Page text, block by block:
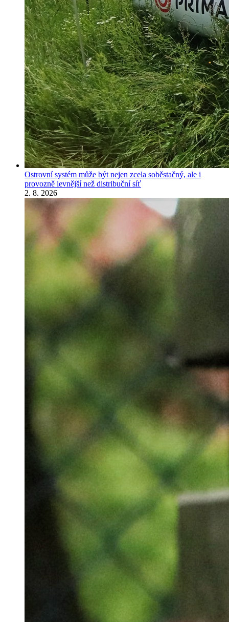
Ostrovní systém může být nejen zcela soběstačný, ale i
provozně levnější než distribuční síť
2. 8. 2026